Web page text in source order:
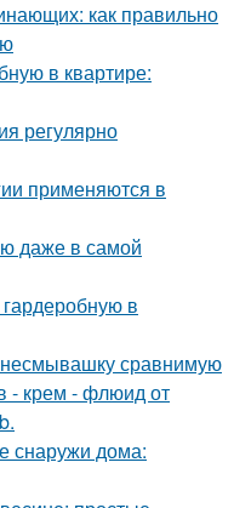
как правильно
в квартире:
регулярно
применяются в
даже в самой
в
сравнимую
- крем - флюид от
снаружи дома: